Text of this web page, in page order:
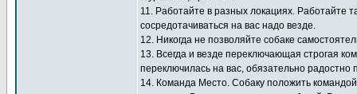
11. Работайте в разных локациях. Работайте
сосредотачиваться на вас надо везде.
12. Никогда не позволяйте собаке
13. Всегда и везде переключающая строгая
переключилась на вас, обязательно радостно
14. Команда Место. Собаку положить